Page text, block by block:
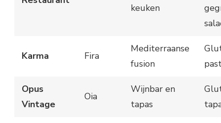
keuken
Karma Fira
Mediterraanse
fusion
Opus
Vintage
Oia
Wijnbar en
tapas